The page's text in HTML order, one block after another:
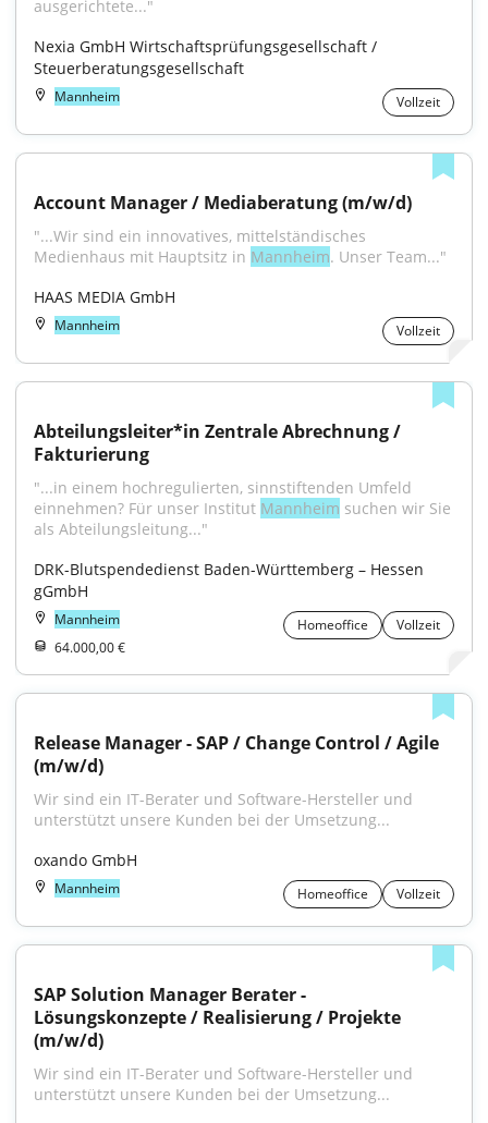
ausgerichtete..."
Nexia GmbH Wirtschaftsprüfungsgesellschaft /
Steuerberatungsgesellschaft
Mannheim Vollzeit
Account Manager / Mediaberatung (m/w/d)
"...Wir sind ein innovatives, mittelständisches
Medienhaus mit Hauptsitz in Mannheim. Unser Team..."
HAAS MEDIA GmbH
Mannheim Vollzeit
Abteilungsleiter*in Zentrale Abrechnung /
Fakturierung
"...in einem hochregulierten, sinnstiftenden Umfeld
einnehmen? Für unser Institut Mannheim suchen wir Sie
als Abteilungsleitung..."
DRK-Blutspendedienst Baden-Württemberg – Hessen
gGmbH
Mannheim Homeoffice
Vollzeit
64.000,00 €
Release Manager - SAP / Change Control / Agile
(m/w/d)
Wir sind ein IT-Berater und Software-Hersteller und
unterstützt unsere Kunden bei der Umsetzung...
oxando GmbH
Mannheim Homeoffice Vollzeit
SAP Solution Manager Berater -
Lösungskonzepte / Realisierung / Projekte
(m/w/d)
Wir sind ein IT-Berater und Software-Hersteller und
unterstützt unsere Kunden bei der Umsetzung...